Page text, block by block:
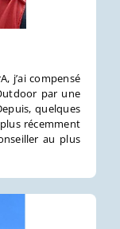
j’ai compensé
par une
quelques
récemment
au plus